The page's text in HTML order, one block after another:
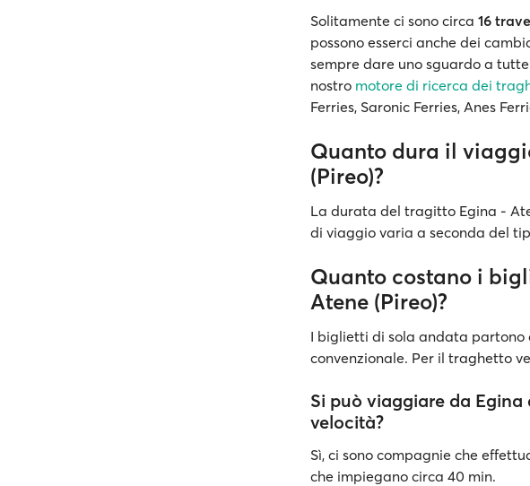
Solitamente ci sono circa 16
possono esserci anche dei
sempre dare uno sguardo a
nostro motore di ricerca dei
Ferries, Saronic Ferries, Anes
Quanto dura il
(Pireo)?
La durata del tragitto Egina -
di viaggio varia a seconda del
Quanto costano i
Atene (Pireo)?
I biglietti di sola andata partono
convenzionale. Per il traghetto
Si può viaggiare da
velocità?
Sì, ci sono compagnie che
che impiegano circa 40 min.